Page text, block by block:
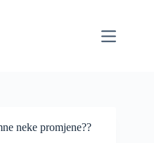
neke promjene??